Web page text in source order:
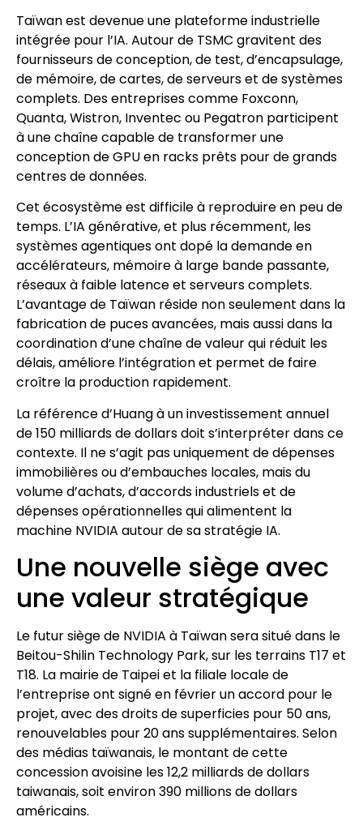
Taïwan est devenue une plateforme industrielle
intégrée pour l’IA. Autour de TSMC gravitent des
fournisseurs de conception, de test, d’encapsulage,
de mémoire, de cartes, de serveurs et de systèmes
complets. Des entreprises comme Foxconn,
Quanta, Wistron, Inventec ou Pegatron participent
à une chaîne capable de transformer une
conception de GPU en racks prêts pour de grands
centres de données.
Cet écosystème est difficile à reproduire en peu de
temps. L’IA générative, et plus récemment, les
systèmes agentiques ont dopé la demande en
accélérateurs, mémoire à large bande passante,
réseaux à faible latence et serveurs complets.
L’avantage de Taïwan réside non seulement dans la
fabrication de puces avancées, mais aussi dans la
coordination d’une chaîne de valeur qui réduit les
délais, améliore l’intégration et permet de faire
croître la production rapidement.
La référence d’Huang à un investissement annuel
de 150 milliards de dollars doit s’interpréter dans ce
contexte. Il ne s’agit pas uniquement de dépenses
immobilières ou d’embauches locales, mais du
volume d’achats, d’accords industriels et de
dépenses opérationnelles qui alimentent la
machine NVIDIA autour de sa stratégie IA.
Une nouvelle siège avec
une valeur stratégique
Le futur siège de NVIDIA à Taïwan sera situé dans le
Beitou-Shilin Technology Park, sur les terrains T17 et
T18. La mairie de Taipei et la filiale locale de
l’entreprise ont signé en février un accord pour le
projet, avec des droits de superficies pour 50 ans,
renouvelables pour 20 ans supplémentaires. Selon
des médias taïwanais, le montant de cette
concession avoisine les 12,2 milliards de dollars
taiwanais, soit environ 390 millions de dollars
américains.